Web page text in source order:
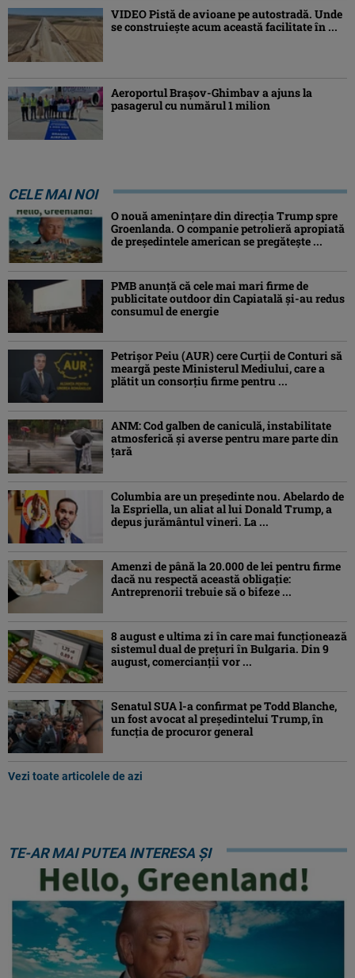
VIDEO Pistă de avioane pe autostradă. Unde
se construiește acum această facilitate în ...
Aeroportul Brașov-Ghimbav a ajuns la
pasagerul cu numărul 1 milion
CELE MAI NOI
O nouă amenințare din direcția Trump spre
Groenlanda. O companie petrolieră apropiată
de președintele american se pregătește ...
PMB anunță că cele mai mari firme de
publicitate outdoor din Capiatală și-au redus
consumul de energie
Petrişor Peiu (AUR) cere Curții de Conturi să
meargă peste Ministerul Mediului, care a
plătit un consorţiu firme pentru ...
ANM: Cod galben de caniculă, instabilitate
atmosferică și averse pentru mare parte din
țară
Columbia are un președinte nou. Abelardo de
la Espriella, un aliat al lui Donald Trump, a
depus jurământul vineri. La ...
Amenzi de până la 20.000 de lei pentru firme
dacă nu respectă această obligație:
Antreprenorii trebuie să o bifeze ...
8 august e ultima zi în care mai funcționează
sistemul dual de prețuri în Bulgaria. Din 9
august, comercianții vor ...
Senatul SUA l-a confirmat pe Todd Blanche,
un fost avocat al președintelui Trump, în
funcția de procuror general
Vezi toate articolele de azi
TE-AR MAI PUTEA INTERESA ȘI